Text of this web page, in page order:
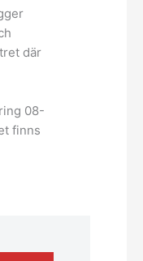
där
08-
finns